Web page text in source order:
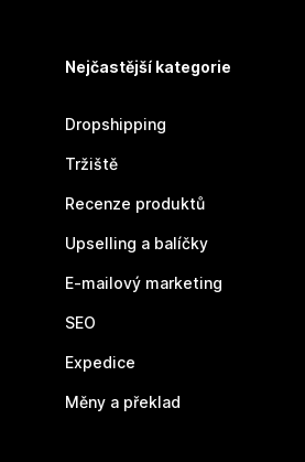
Nejčastější kategorie
Dropshipping
Tržiště
Recenze produktů
Upselling a balíčky
E-mailový marketing
SEO
Expedice
Měny a překlad